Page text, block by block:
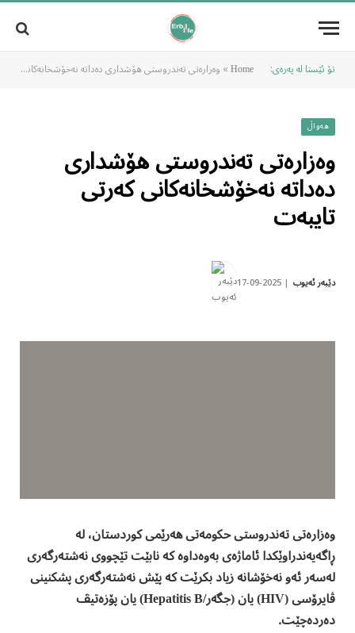
تۆ ئێستا لە پەرەی: Home
» وەزارەتی تەندروستی هۆشداری دەداتە نەخۆشخانەکانی کەرتی تایبەت
هەواڵ
وەزارەتی تەندروستی هۆشداری
دەداتە نەخۆشخانەکانی کەرتی
تایبەت
دێبەر ئەیوب 2025-09-17
وەزارەتی تەندروستی حکومەتی هەرێمی کوردستان، لە
ڕاگەیەندراوێکدا ئاماژەی بەوەداوە کە نابێت تێچووی نەشتەرگەری
لەسەر ئەو نەخۆشانە زیاد بکرێت کە پێش نەشتەرگەری پشکنینی
ڤایرۆسی (HIV) یان (جگەر/Hepatitis B) یان پۆزەتیڤ
دەردەچێت.